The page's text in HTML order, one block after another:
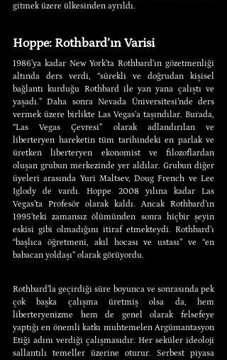
gitmek üzere ülkesinden ayrıldı.
Hoppe: Rothbard’ın Varisi
1986’ya kadar New York’ta Rothbard’ın gözetmenliği
altında ders verdi, “sürekli ve doğrudan kişisel
bağlantı kurduğu Rothbard ile yan yana çalıştı ve
yaşadı.” Daha sonra Nevada Üniversitesi’nde ders
vermek üzere birlikte Las Vegas’a taşındılar. Burada,
“Las Vegas Çevresi” olarak adlandırılan ve
liberteryen hareketin tüm tarihindeki en parlak ve
üretken liberteryen ekonomist ve filozoflardan
oluşan grubun merkezinde yer aldılar. Grubun diğer
üyeleri arasında Yuri Maltsev, Doug French ve Lee
Iglody de vardı. Hoppe 2008 yılına kadar Las
Vegas’ta Profesör olarak kaldı. Ancak Rothbard’ın
1995’teki zamansız ölümünden sonra hiçbir şeyin
eskisi gibi olmadığını itiraf etmekteydi. Rothbard’ı
“başlıca öğretmeni, akıl hocası ve ustası” ve “en
babacan yoldaşı” olarak görüyordu.
Rothbard’la geçirdiği süre boyunca ve sonrasında pek
çok başka çalışma üretmiş olsa da, hem
liberteryenizme hem de genel olarak felsefeye
yaptığı en önemli katkı muhtemelen Argümantasyon
Etiği adını verdiği çalışmasıdır. Her seküler ideoloji
sallantılı temeller üzerine oturur. Serbest piyasa